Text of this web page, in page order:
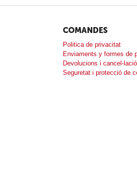
COMANDES
Politica de privacitat
Enviaments y formes de
Devolucions i cancel-lació
Seguretat i protecció de